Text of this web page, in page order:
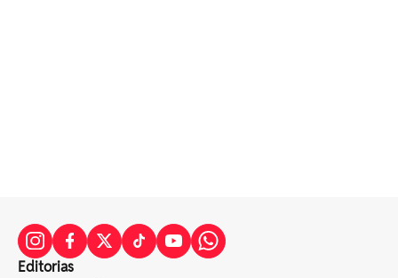
Editorias